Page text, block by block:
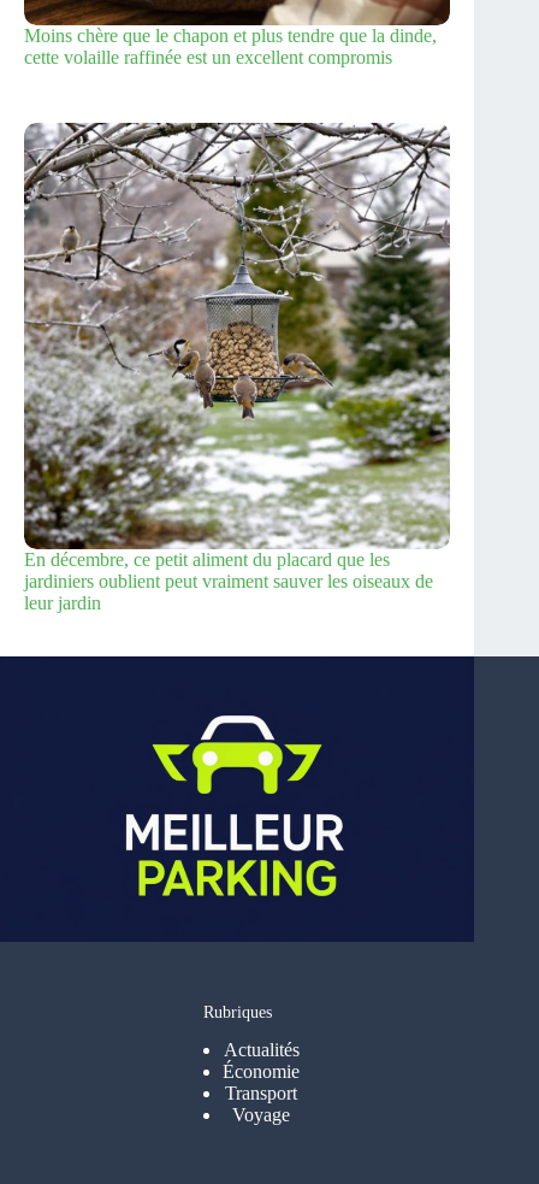
Moins chère que le chapon et plus tendre que la dinde,
cette volaille raffinée est un excellent compromis
En décembre, ce petit aliment du placard que les
jardiniers oublient peut vraiment sauver les oiseaux de
leur jardin
Rubriques
Actualités
Économie
Transport
Voyage